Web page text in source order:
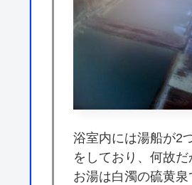
浴室内には湯船が2
をしており、何故だ
お湯は白濁の硫黄